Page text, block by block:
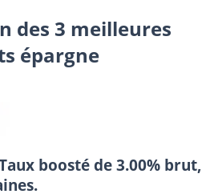
des 3 meilleures
épargne
boosté de 3.00% brut,